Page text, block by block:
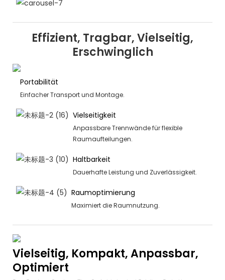
Effizient, Tragbar, Vielseitig,
Erschwinglich
Portabilität
Einfacher Transport und Montage.
Vielseitigkeit
Anpassbare Trennwände für flexible
Raumaufteilungen.
Haltbarkeit
Dauerhafte Leistung und Zuverlässigkeit.
Raumoptimierung
Maximiert die Raumnutzung.
Vielseitig, Kompakt, Anpassbar,
Optimiert